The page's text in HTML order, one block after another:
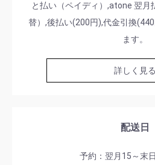
と払い（ペイディ）,atone 翌月
替）,後払い(200円),代金引換
ます。
詳しく見る
配送日
予約：翌月15～末